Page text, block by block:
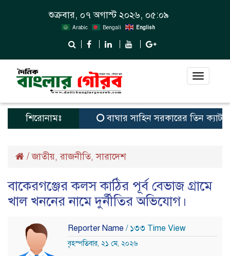
শুক্রবার, ০৭ অগাস্ট ২০২৬, ০৫:০৯
Arabic Bengali English
Toggle
শিরোনামঃ বাঘার সাহিন সরকারের তিন
/জাতীয়,রাজনীতি,সারাদেশ
বাকেরগঞ্জের কলস কাঠির পূর্ব বেভাজ গ্রামে
খাল খননের নামে দুর্নীতির অভিযোগ।
Reporter Name / ১৩৩ Time View
বৃহস্পতিবার, ২১ মে, ২০২৬